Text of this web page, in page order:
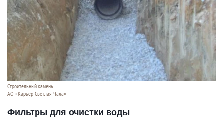
Строительный камень.
АО «Карьер Светлая Чала»
Фильтры для очистки воды